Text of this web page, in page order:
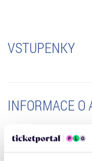
VSTUPENKY
INFORMACE O
CONCENTUS MORAVIAE
PAVEL HAAS QUARTET &